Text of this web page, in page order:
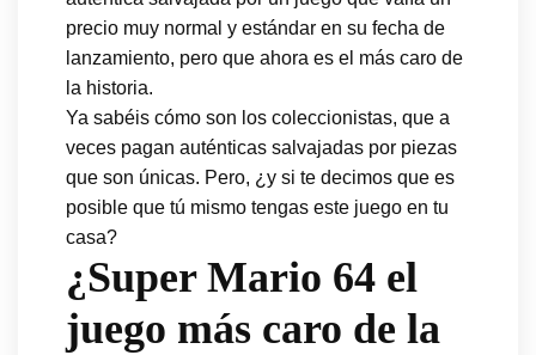
precio muy normal y estándar en su fecha de
lanzamiento, pero que ahora es el más caro de
la historia.
Ya sabéis cómo son los coleccionistas, que a
veces pagan auténticas salvajadas por piezas
que son únicas. Pero, ¿y si te decimos que es
posible que tú mismo tengas este juego en tu
casa?
¿Super Mario 64 el
juego más caro de la